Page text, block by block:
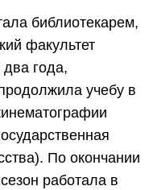
библиотекарем,
факультет
года,
учебу в
По окончании
работала в